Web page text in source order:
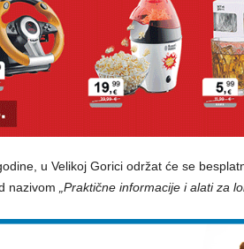
u Velikoj Gorici održat će se
nazivom
„Praktične informacije i alati za